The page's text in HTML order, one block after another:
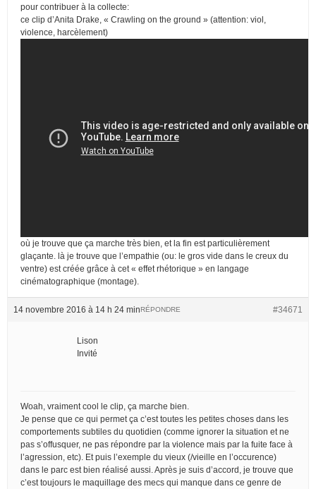
pour contribuer à la collecte:
ce clip d’Anita Drake, « Crawling on the ground » (attention: viol,
violence, harcèlement)
où je trouve que ça marche très bien, et la fin est particulièrement
glaçante. là je trouve que l’empathie (ou: le gros vide dans le creux du
ventre) est créée grâce à cet « effet rhétorique » en langage
cinématographique (montage).
14 novembre 2016 à 14 h 24 min #34671
RÉPONDRE
Lison
Invité
Woah, vraiment cool le clip, ça marche bien.
Je pense que ce qui permet ça c’est toutes les petites choses dans les
comportements subtiles du quotidien (comme ignorer la situation et ne
pas s’offusquer, ne pas répondre par la violence mais par la fuite face à
l’agression, etc). Et puis l’exemple du vieux (/vieille en l’occurence)
dans le parc est bien réalisé aussi. Après je suis d’accord, je trouve que
c’est toujours le maquillage des mecs qui manque dans ce genre de